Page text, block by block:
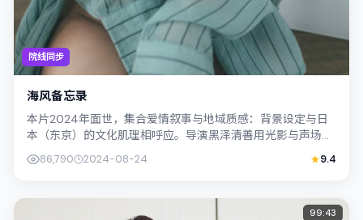
院线同步
海风备忘录
本片2024年面世，集合爱情叙事与地域质感：背景设定与日
本（东京）的文化肌理相呼应。导演黑泽清善用光影与声场塑
造孤独感，金惠秀饰演角色的抉择牵动...
86,790 2024-08-24 9.4
99:43